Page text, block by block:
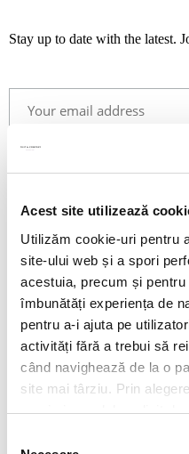
Acest site utilizează
Utilizăm cookie-uri pentru
site-ului web și a spori
acestuia, precum și
îmbunătăți experiența de
pentru a-i ajuta pe
activități fără a trebui să
când navighează de la o
site mai târziu. Prin
exprimi acordul explicit de
Stay up to date with the latest.
Story
Manifesto
Contact Us